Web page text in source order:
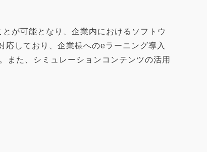
が可能となり、企業内におけるソフトウ
しており、企業様へのeラーニング導入
また、シミュレーションコンテンツの活用